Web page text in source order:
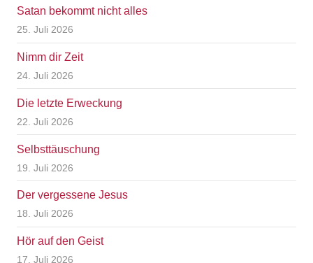
Satan bekommt nicht alles
25. Juli 2026
Nimm dir Zeit
24. Juli 2026
Die letzte Erweckung
22. Juli 2026
Selbsttäuschung
19. Juli 2026
Der vergessene Jesus
18. Juli 2026
Hör auf den Geist
17. Juli 2026